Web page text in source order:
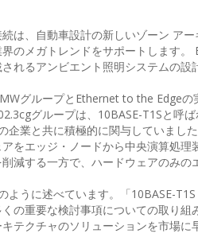
は、自動車設計の新しいゾーン ア
のメガトレンドをサポートします
れるアンビエント照明システムの設
グループとEthernet to the Edgeの
グループは、10BASE-T1Sと呼
企業と共に積極的に関与していまし
をエッジ・ノードから中央演算処
減する一方で、ハードウェアのみの
ように述べています。「10BASE-
の重要な検討事項についての取り
テクチャのソリューションを市場に